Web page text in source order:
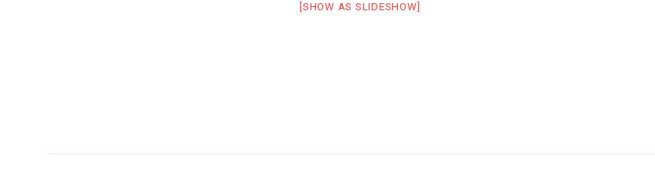
[SHOW AS SLIDESHOW]